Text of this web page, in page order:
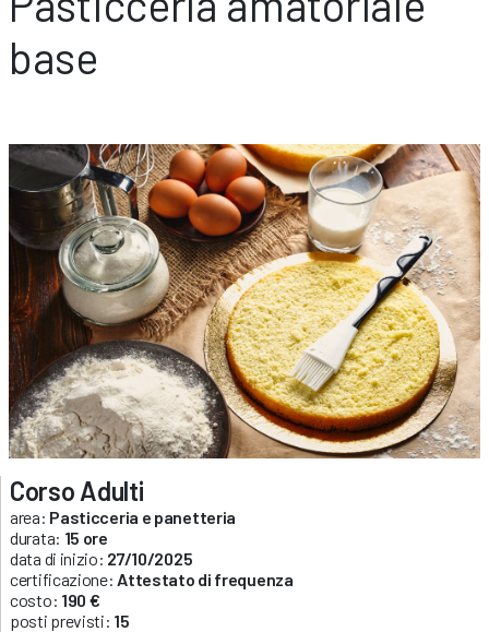
base
Corso Adulti
area: Pasticceria e panetteria
durata: 15 ore
data di inizio: 27/10/2025
certificazione: Attestato di frequenza
costo: 190 €
posti previsti: 15